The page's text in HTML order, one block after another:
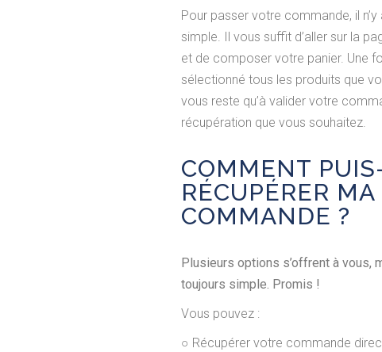
Pour passer votre commande, il n’y
simple. Il vous suffit d’aller sur la
et de composer votre panier. Une
sélectionné tous les produits que
vous reste qu’à valider votre
récupération que vous souhaitez.
COMMENT
RÉCUPÉRER MA
COMMANDE ?
Plusieurs options s’offrent à vous,
toujours simple. Promis !
Vous pouvez :
○ Récupérer votre commande